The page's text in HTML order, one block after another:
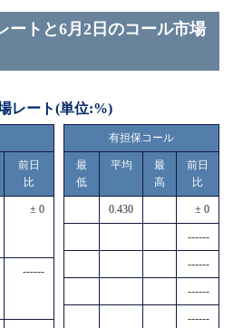
ートと6月2日のコール市場
レート(単位:%)
前日
比
± 0
------
有担保コール
最
低
平均
最
高
前日
比
0.430 ± 0
------
------
------
------